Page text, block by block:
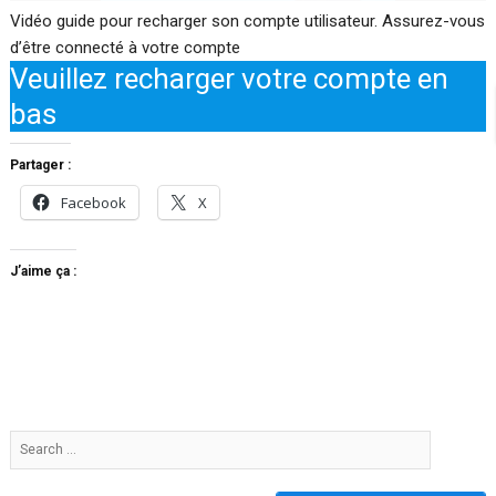
Vidéo guide pour recharger son compte utilisateur. Assurez-vous
d’être connecté à votre compte
Veuillez recharger votre compte en
bas
Partager :
Facebook X
J’aime ça :
Search
…